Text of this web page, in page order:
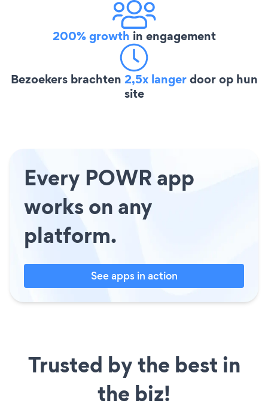
200% growth in engagement
Bezoekers brachten 2,5x langerdoor op hun
site
Every POWR app
works on any
platform.
See apps in action
Trusted by the best in
the biz!